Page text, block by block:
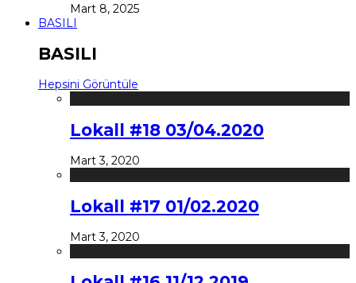
Mart 8, 2025
BASILI
BASILI
Hepsini Görüntüle
Lokall #18 03/04.2020
Mart 3, 2020
Lokall #17 01/02.2020
Mart 3, 2020